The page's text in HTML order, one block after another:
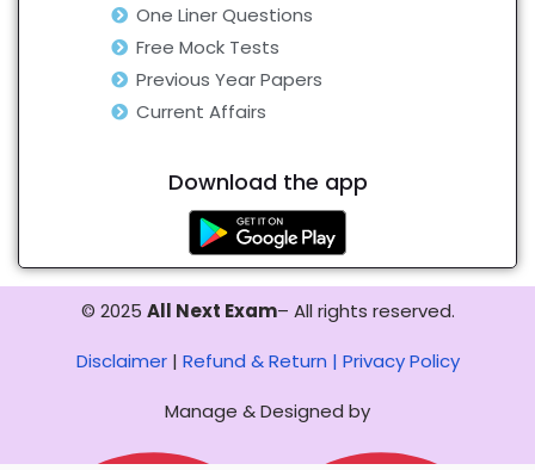
One Liner Questions
Free Mock Tests
Previous Year Papers
Current Affairs
Download the app
© 2025 All Next Exam– All rights reserved.
Disclaimer| Refund & Return | Privacy Policy
Manage & Designed by